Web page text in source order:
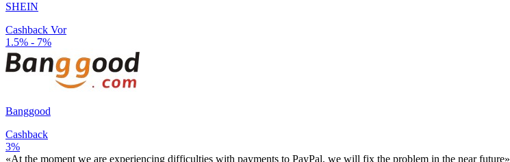
SHEIN
Cashback Vor
1.5% - 7%
Banggood
Cashback
3%
«At the moment we are experiencing difficulties with payments to PayPal, we will fix the problem in the near future»